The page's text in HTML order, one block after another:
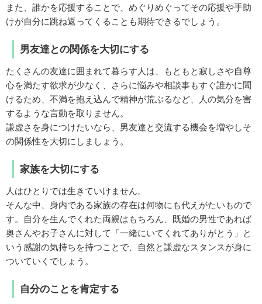
また、誰かを応援することで、めぐりめぐってその応援や手助
けが自分に跳ね返ってくることも期待できるでしょう。
男友達との関係を大切にする
たくさんの友達に囲まれて暮らす人は、もともと寂しさや自尊
心を満たす欲求が少なく、さらに悩みや相談事もすぐ誰かに聞
けるため、不満を抱え込んで精神が荒ぶるなど、人の気分を害
するような言動を取りません。
謙虚さを身につけたいなら、男友達と交流する機会を増やしそ
の関係性を大切にしましょう。
家族を大切にする
人はひとりでは生きていけません。
そんな中、身内である家族の存在は何物にも代えがたいもので
す。自分を生んでくれた両親はもちろん、既婚の男性であれば
奥さんやお子さんに対して「一緒にいてくれてありがとう」と
いう感謝の気持ちを持つことで、自然と謙虚なスタンスが身に
ついていくでしょう。
自分のことを肯定する